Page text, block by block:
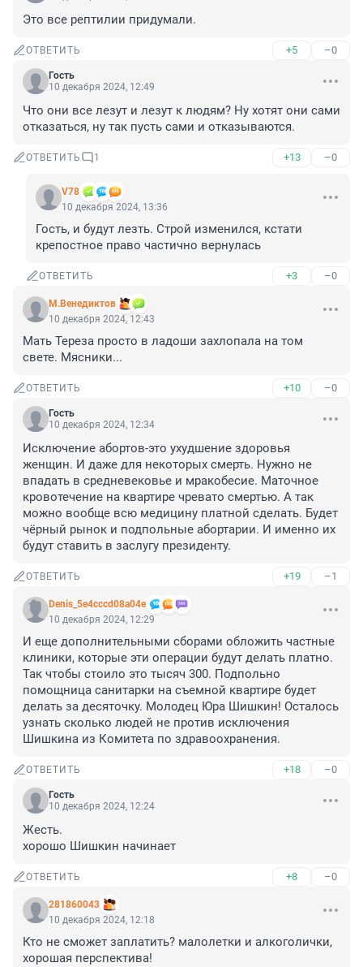
Это все рептилии придумали.
ОТВЕТИТЬ +5 –0
Гость
10 декабря 2024, 12:49
Что они все лезут и лезут к людям? Ну хотят они сами
отказаться, ну так пусть сами и отказываются.
ОТВЕТИТЬ 1 +13 –0
V78
10 декабря 2024, 13:36
Гость, и будут лезть. Строй изменился, кстати
крепостное право частично вернулась
ОТВЕТИТЬ +3 –0
М.Венедиктов
10 декабря 2024, 12:43
Мать Тереза просто в ладоши захлопала на том
свете. Мясники...
ОТВЕТИТЬ +10 –0
Гость
10 декабря 2024, 12:34
Исключение абортов-это ухудшение здоровья
женщин. И даже для некоторых смерть. Нужно не
впадать в средневековье и мракобесие. Маточное
кровотечение на квартире чревато смертью. А так
можно вообще всю медицину платной сделать. Будет
чёрный рынок и подпольные абортарии. И именно их
будут ставить в заслугу президенту.
ОТВЕТИТЬ +19 –1
Denis_5e4cccd08a04e
10 декабря 2024, 12:29
И еще дополнительными сборами обложить частные
клиники, которые эти операции будут делать платно.
Так чтобы стоило это тысяч 300. Подпольно
помощница санитарки на съемной квартире будет
делать за десяточку. Молодец Юра Шишкин! Осталось
узнать сколько людей не против исключения
Шишкина из Комитета по здравоохранения.
ОТВЕТИТЬ +18 –0
Гость
10 декабря 2024, 12:24
Жесть.
хорошо Шишкин начинает
ОТВЕТИТЬ +8 –0
281860043
10 декабря 2024, 12:18
Кто не сможет заплатить? малолетки и алкоголички,
хорошая перспектива!